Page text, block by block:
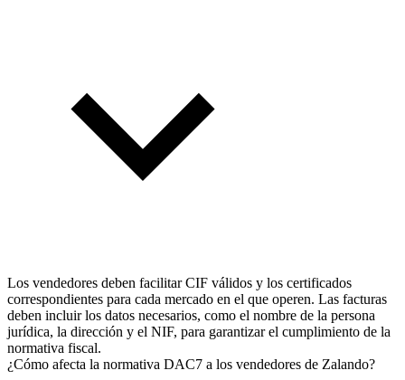
Los vendedores deben facilitar CIF válidos y los certificados
correspondientes para cada mercado en el que operen. Las facturas
deben incluir los datos necesarios, como el nombre de la persona
jurídica, la dirección y el NIF, para garantizar el cumplimiento de la
normativa fiscal.
¿Cómo afecta la normativa DAC7 a los vendedores de Zalando?